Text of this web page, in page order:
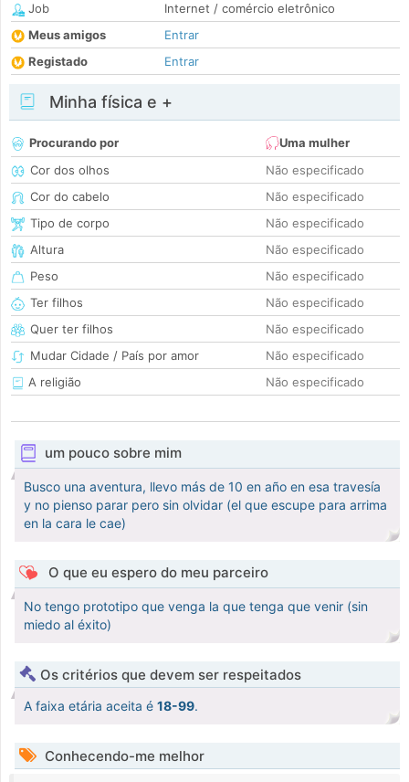
Job
Internet / comércio eletrônico
Meus amigos
Entrar
Registado
Entrar
Minha física e +
Procurando por
Uma mulher
Cor dos olhos
Não especificado
Cor do cabelo
Não especificado
Tipo de corpo
Não especificado
Altura
Não especificado
Peso
Não especificado
Ter filhos
Não especificado
Quer ter filhos
Não especificado
Mudar Cidade / País por amor
Não especificado
A religião
Não especificado
um pouco sobre mim
Busco una aventura, llevo más de 10 en año en esa travesía
y no pienso parar pero sin olvidar (el que escupe para arrima
en la cara le cae)
O que eu espero do meu parceiro
No tengo prototipo que venga la que tenga que venir (sin
miedo al éxito)
Os critérios que devem ser respeitados
A faixa etária aceita é 18-99.
Conhecendo-me melhor